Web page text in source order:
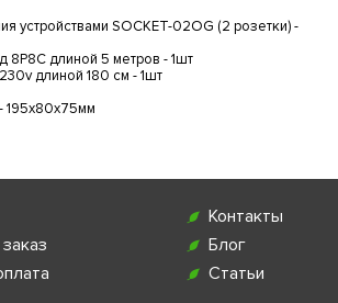
устройствами SOCKET-02OG (2 розетки) -
8P8C длиной 5 метров - 1шт
длиной 180 см - 1шт
Контакты
Блог
Статьи